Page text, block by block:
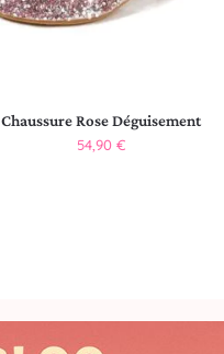
Chaussure Rose Déguisement
54,90 €